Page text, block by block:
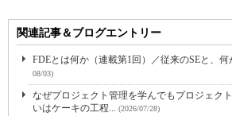
関連記事＆ブログエントリー
FDEとは何か（連載第1回）／従来のSEと、
08/03)
なぜプロジェクト管理を学んでもプロジェク
いはケーキの工程... (2026/07/28)